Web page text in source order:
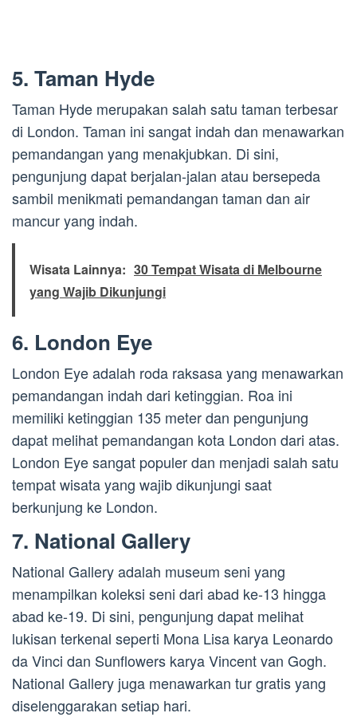
5. Taman Hyde
Taman Hyde merupakan salah satu taman terbesar
di London. Taman ini sangat indah dan menawarkan
pemandangan yang menakjubkan. Di sini,
pengunjung dapat berjalan-jalan atau bersepeda
sambil menikmati pemandangan taman dan air
mancur yang indah.
Wisata Lainnya: 30 Tempat Wisata di Melbourne
yang Wajib Dikunjungi
6. London Eye
London Eye adalah roda raksasa yang menawarkan
pemandangan indah dari ketinggian. Roa ini
memiliki ketinggian 135 meter dan pengunjung
dapat melihat pemandangan kota London dari atas.
London Eye sangat populer dan menjadi salah satu
tempat wisata yang wajib dikunjungi saat
berkunjung ke London.
7. National Gallery
National Gallery adalah museum seni yang
menampilkan koleksi seni dari abad ke-13 hingga
abad ke-19. Di sini, pengunjung dapat melihat
lukisan terkenal seperti Mona Lisa karya Leonardo
da Vinci dan Sunflowers karya Vincent van Gogh.
National Gallery juga menawarkan tur gratis yang
diselenggarakan setiap hari.